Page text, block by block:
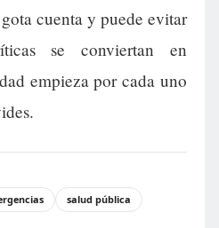
cuenta y puede evitar
se conviertan en
empieza por cada uno
salud pública